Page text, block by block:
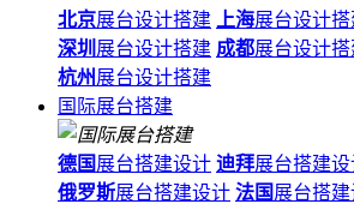
北京展台设计搭建 上海展台设计搭
深圳 展台设计搭建 成都展台设计搭
杭州展台设计搭建
国际展台搭建
德国 展台搭建设计 迪拜展台搭建设
俄罗斯展台搭建设计 法国 展台搭